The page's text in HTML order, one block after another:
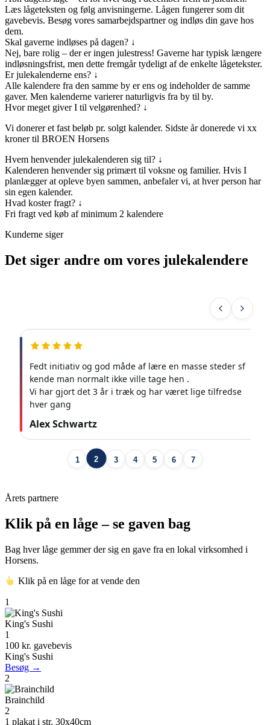
Læs lågeteksten og følg anvisningerne. Lågen fungerer som dit
gavebevis. Besøg vores samarbejdspartner og indløs din gave hos
dem.
Skal gaverne indløses på dagen? ↓
Nej, bare rolig – der er ingen julestress! Gaverne har typisk længere
indløsningsfrist, men dette fremgår tydeligt af de enkelte lågetekster.
Er julekalenderne ens? ↓
Alle kalendere fra den samme by er ens og indeholder de samme
gaver. Men kalenderne varierer naturligvis fra by til by.
Hvor meget giver I til velgørenhed? ↓
Vi donerer et fast beløb pr. solgt kalender. Sidste år donerede vi xx
kroner til BROEN Horsens
Hvem henvender julekalenderen sig til? ↓
Kalenderen henvender sig primært til voksne og familier. Hvis I
planlægger at opleve byen sammen, anbefaler vi, at hver person har
sin egen kalender.
Hvad koster fragt? ↓
Fri fragt ved køb af minimum 2 kalendere
Kunderne siger
Det siger andre om vores julekalendere
Kalenderen gav hyggelige besøg og ture med kæresten
Line Pape
1 2 3 4 5 6 7
Årets partnere
Klik på en låge – se gaven bag
Bag hver låge gemmer der sig en gave fra en lokal virksomhed i
Horsens.
Klik på en låge for at vende den
1
King's Sushi
1
100 kr. gavebevis
King's Sushi
Besøg →
2
Brainchild
2
1 plakat i str. 30x40cm